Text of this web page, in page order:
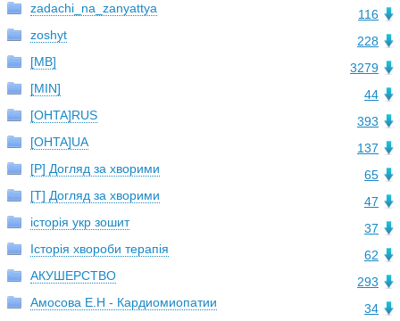
116
zadachi_na_zanyattya
228
zoshyt
3279
[MB]
44
[MIN]
393
[OHTA]RUS
137
[OHTA]UA
65
[P] Догляд за хворими
47
[T] Догляд за хворими
37
історія укр зошит
62
Історія хвороби терапія
293
АКУШЕРСТВО
34
Амосова Е.Н - Кардиомиопатии